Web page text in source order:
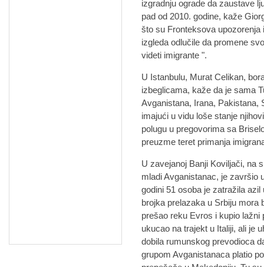
izgradnju ograde da zaustave
pad od 2010. godine, kaže
što su Fronteksova
izgleda odlučile da promene
videti imigrante ".
U Istanbulu, Murat Celikan,
izbeglicama, kaže da je sama
Avganistana, Irana, Pakistana,
imajući u vidu loše stanje
polugu u pregovorima sa
preuzme teret primanja
U zavejanoj Banji Koviljači, na
mladi Avganistanac, je završio
godini 51 osoba je zatražila
brojka prelazaka u Srbiju mora
prešao reku Evros i kupio
ukucao na trajekt u Italiji, ali je
dobila rumunskog prevodioca
grupom Avganistanaca platio